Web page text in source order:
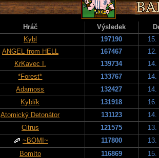
Hráč Výsledek
Kybl 197190
15.
ANGEL from HELL 167467
12.
KrKavec I. 139734
14.
*Forest* 133767
14.
Adamoss 132427
14.
Kyblík 131918
16.
Atomický Detonátor 131123
14.
Citrus 121575
13.
~BOMI~ 117800
13.
Bomíto 116869 15.